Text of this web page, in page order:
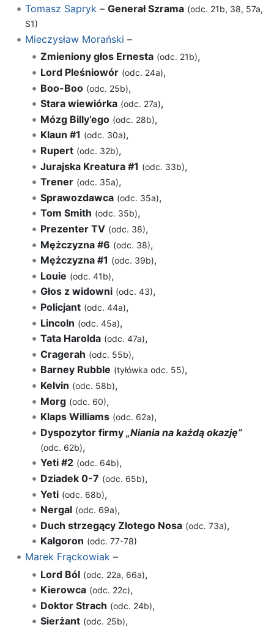
Tomasz Sapryk– Generał Szrama (odc. 21b, 38, 57a,
S1)
Mieczysław Morański –
Zmieniony głos Ernesta (odc. 21b),
Lord Pleśniowór (odc. 24a),
Boo-Boo (odc. 25b),
Stara wiewiórka (odc. 27a),
Mózg Billy’ego (odc. 28b),
Klaun #1 (odc. 30a),
Rupert (odc. 32b),
Jurajska Kreatura #1 (odc. 33b),
Trener (odc. 35a),
Sprawozdawca (odc. 35a),
Tom Smith (odc. 35b),
Prezenter TV (odc. 38),
Mężczyzna #6 (odc. 38),
Mężczyzna #1 (odc. 39b),
Louie (odc. 41b),
Głos z widowni (odc. 43),
Policjant (odc. 44a),
Lincoln (odc. 45a),
Tata Harolda (odc. 47a),
Cragerah (odc. 55b),
Barney Rubble (tyłówka odc. 55),
Kelvin (odc. 58b),
Morg (odc. 60),
Klaps Williams (odc. 62a),
Dyspozytor firmy„Niania na każdą okazję”
(odc. 62b),
Yeti #2 (odc. 64b),
Dziadek 0-7 (odc. 65b),
Yeti (odc. 68b),
Nergal (odc. 69a),
Duch strzegący Złotego Nosa (odc. 73a),
Kalgoron (odc. 77-78)
Marek Frąckowiak –
Lord Ból (odc. 22a, 66a),
Kierowca (odc. 22c),
Doktor Strach (odc. 24b),
Sierżant (odc. 25b),